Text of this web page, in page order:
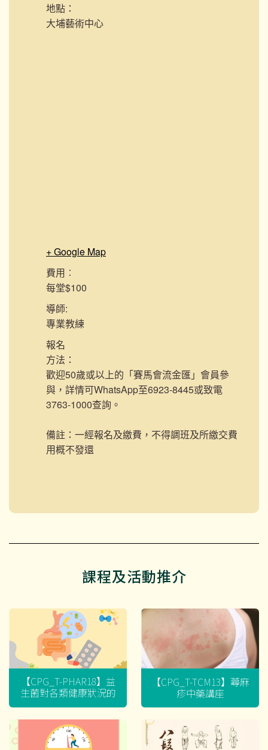
地點：
大埔藝術中心
+ Google Map
費用︰
每堂$100
導師:
專業教練
報名
方法：
歡迎50歲或以上的「賽馬會流金匯」會員參
與，詳情可WhatsApp至6923-8445或致電
3763-1000查詢。
備註：一經報名及繳費，不得調班及所繳交費
用概不發還
課程及活動推介
【CPG_T-PHAR18】益
生菌對各類健康狀況的
迷思
【CPG_T-TCM13】蕁麻
疹中藥講座